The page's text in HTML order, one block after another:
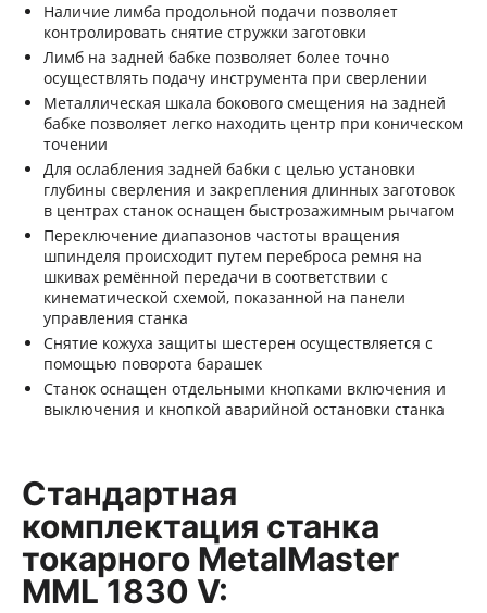
Наличие лимба продольной подачи позволяет
контролировать снятие стружки заготовки
Лимб на задней бабке позволяет более точно
осуществлять подачу инструмента при сверлении
Металлическая шкала бокового смещения на задней
бабке позволяет легко находить центр при коническом
точении
Для ослабления задней бабки с целью установки
глубины сверления и закрепления длинных заготовок
в центрах станок оснащен быстрозажимным рычагом
Переключение диапазонов частоты вращения
шпинделя происходит путем переброса ремня на
шкивах ремённой передачи в соответствии с
кинематической схемой, показанной на панели
управления станка
Снятие кожуха защиты шестерен осуществляется с
помощью поворота барашек
Станок оснащен отдельными кнопками включения и
выключения и кнопкой аварийной остановки станка
Стандартная
комплектация станка
токарного MetalMaster
MML 1830 V: